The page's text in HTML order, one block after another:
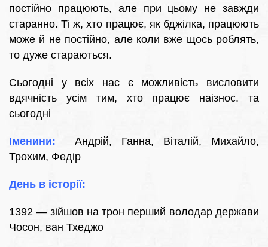
постійно працюють, але при цьому не завжди
старанно. Ті ж, хто працює, як бджілка, працюють
може й не постійно, але коли вже щось роблять,
то дуже стараються.
Сьогодні у всіх нас є можливість висловити
вдячність усім тим, хто працює наізнос. та
сьогодні
Іменини:
Андрій, Ганна, Віталій, Михайло,
Трохим, Федір
День в історії:
1392 — зійшов на трон перший володар держави
Чосон, ван Тхеджо